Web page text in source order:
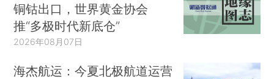
铜钴出口，世界黄金协会
推“多极时代新底仓”
2026年08月07日
海杰航运：今夏北极航道运营